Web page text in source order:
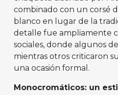
combinado con un corsé
blanco en lugar de la
detalle fue ampliamente
sociales, donde algunos
mientras otros criticaron
una ocasión formal.
Monocromáticos: un